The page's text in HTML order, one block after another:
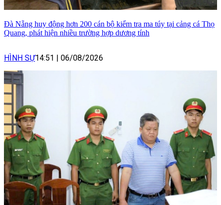
Đà Nẵng huy động hơn 200 cán bộ kiểm tra ma túy tại cảng cá Thọ
Quang, phát hiện nhiều trường hợp dương tính
HÌNH SỰ14:51 06/08/2026